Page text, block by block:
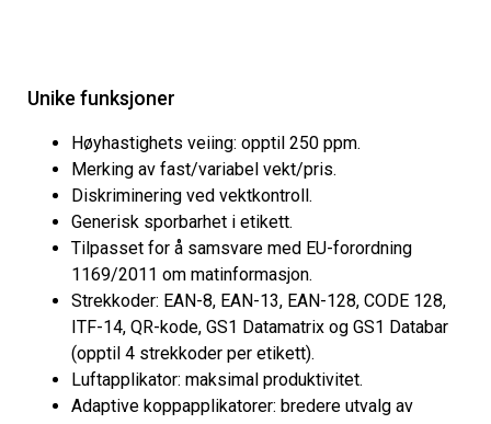
Unike funksjoner
Høyhastighets veiing: opptil 250 ppm.
Merking av fast/variabel vekt/pris.
Diskriminering ved vektkontroll.
Generisk sporbarhet i etikett.
Tilpasset for å samsvare med EU-forordning
1169/2011 om matinformasjon.
Strekkoder: EAN-8, EAN-13, EAN-128, CODE 128,
ITF-14, QR-kode, GS1 Datamatrix og GS1 Databar
(opptil 4 strekkoder per etikett).
Luftapplikator: maksimal produktivitet.
Adaptive koppapplikatorer: bredere utvalg av